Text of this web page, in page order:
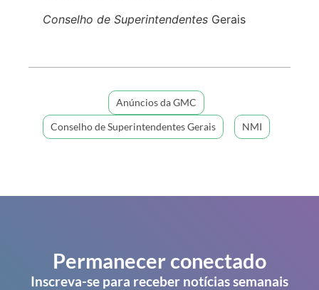
Conselho de Superintendentes Gerais
Anúncios da GMC
Conselho de Superintendentes Gerais
NMI
Permanecer conectado
Inscreva-se para receber notícias semanais